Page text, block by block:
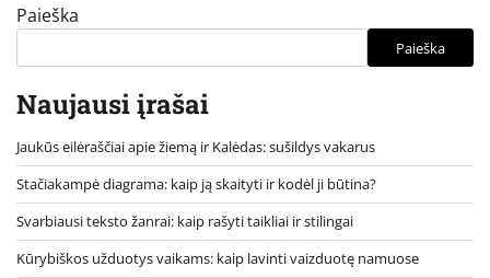
Paieška
Paieška
Naujausi įrašai
Jaukūs eilėraščiai apie žiemą ir Kalėdas: sušildys vakarus
Stačiakampė diagrama: kaip ją skaityti ir kodėl ji būtina?
Svarbiausi teksto žanrai: kaip rašyti taikliai ir stilingai
Kūrybiškos užduotys vaikams: kaip lavinti vaizduotę namuose